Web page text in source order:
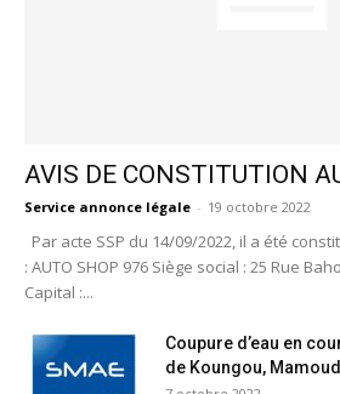
AVIS DE CONSTITUTION
Service annonce légale - 19 octobre 2022
Par acte SSP du 14/09/2022, il a été
: AUTO SHOP 976 Siège social : 25 Rue
Capital :...
Coupure d’eau en
de Koungou,